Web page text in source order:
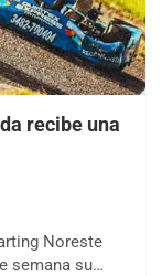
recibe una
Noreste
semana su…